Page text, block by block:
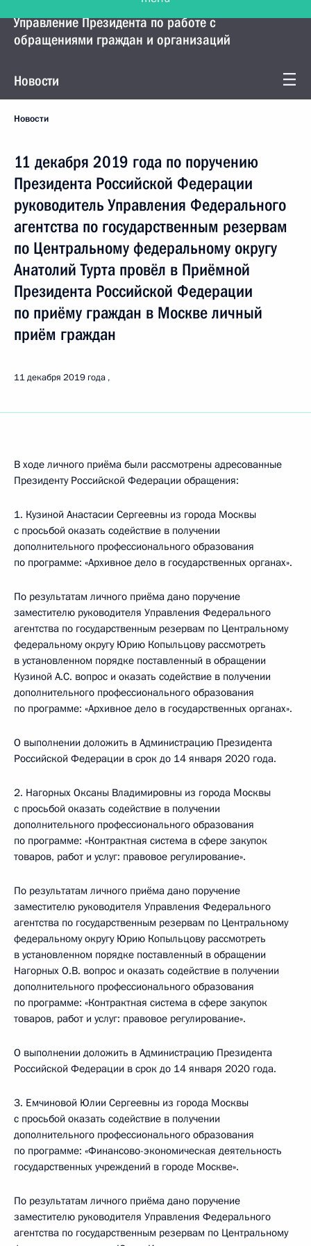
Управление Президента по работе с
обращениями граждан и организаций
Новости
Новости
11 декабря 2019 года по поручению
Президента Российской Федерации
руководитель Управления Федерального
агентства по государственным резервам
по Центральному федеральному округу
Анатолий Турта провёл в Приёмной
Президента Российской Федерации
по приёму граждан в Москве личный
приём граждан
11 декабря 2019 года
В ходе личного приёма были рассмотрены адресованные
Президенту Российской Федерации обращения:
1. Кузиной Анастасии Сергеевны из города Москвы
с просьбой оказать содействие в получении
дополнительного профессионального образования
по программе: «Архивное дело в государственных органах».
По результатам личного приёма дано поручение
заместителю руководителя Управления Федерального
агентства по государственным резервам по Центральному
федеральному округу Юрию Копыльцову рассмотреть
в установленном порядке поставленный в обращении
Кузиной А.С. вопрос и оказать содействие в получении
дополнительного профессионального образования
по программе: «Архивное дело в государственных органах».
О выполнении доложить в Администрацию Президента
Российской Федерации в срок до 14 января 2020 года.
2. Нагорных Оксаны Владимировны из города Москвы
с просьбой оказать содействие в получении
дополнительного профессионального образования
по программе: «Контрактная система в сфере закупок
товаров, работ и услуг: правовое регулирование».
По результатам личного приёма дано поручение
заместителю руководителя Управления Федерального
агентства по государственным резервам по Центральному
федеральному округу Юрию Копыльцову рассмотреть
в установленном порядке поставленный в обращении
Нагорных О.В. вопрос и оказать содействие в получении
дополнительного профессионального образования
по программе: «Контрактная система в сфере закупок
товаров, работ и услуг: правовое регулирование».
О выполнении доложить в Администрацию Президента
Российской Федерации в срок до 14 января 2020 года.
3. Емчиновой Юлии Сергеевны из города Москвы
с просьбой оказать содействие в получении
дополнительного профессионального образования
по программе: «Финансово-экономическая деятельность
государственных учреждений в городе Москве».
По результатам личного приёма дано поручение
заместителю руководителя Управления Федерального
агентства по государственным резервам по Центральному